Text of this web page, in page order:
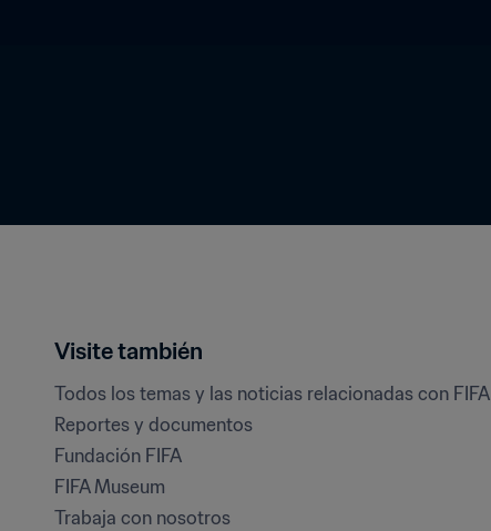
Visite también
Todos los temas y las noticias relacionadas con FIFA
Reportes y documentos
Fundación FIFA
FIFA Museum
Trabaja con nosotros